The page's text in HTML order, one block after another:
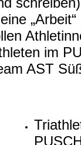
im
AST